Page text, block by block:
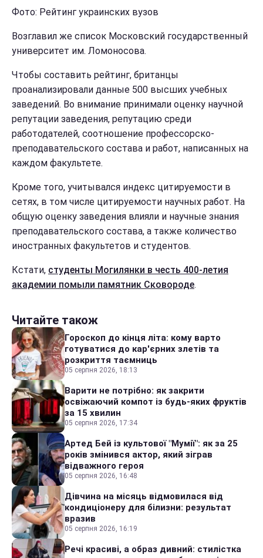
Фото: Рейтинг украинских вузов
Возглавил же список Московский государственный
университет им. Ломоносова.
Чтобы составить рейтинг, британцы
проанализировали данные 500 высших учебных
заведений. Во внимание принимали оценку научной
репутации заведения, репутацию среди
работодателей, соотношение профессорско-
преподавательского состава и работ, написанных на
каждом факультете.
Кроме того, учитывался индекс цитируемости в
сетях, в том числе цитируемости научных работ. На
общую оценку заведения влияли и научные знания
преподавательского состава, а также количество
иностранных факультетов и студентов.
Кстати, студенты Могилянки в честь 400-летия
академии помыли памятник Сковороде.
Читайте також
Гороскоп до кінця літа: кому варто
готуватися до кар'єрних злетів та
розкриття таємниць
05 серпня 2026, 18:13
Варити не потрібно: як закрити
освіжаючий компот із будь-яких фруктів
за 15 хвилин
05 серпня 2026, 17:34
Артед Бей із культової "Мумії": як за 25
років змінився актор, який зіграв
відважного героя
05 серпня 2026, 16:48
Дівчина на місяць відмовилася від
кондиціонеру для білизни: результат
вразив
05 серпня 2026, 16:19
Речі красиві, а образ дивний: стилістка